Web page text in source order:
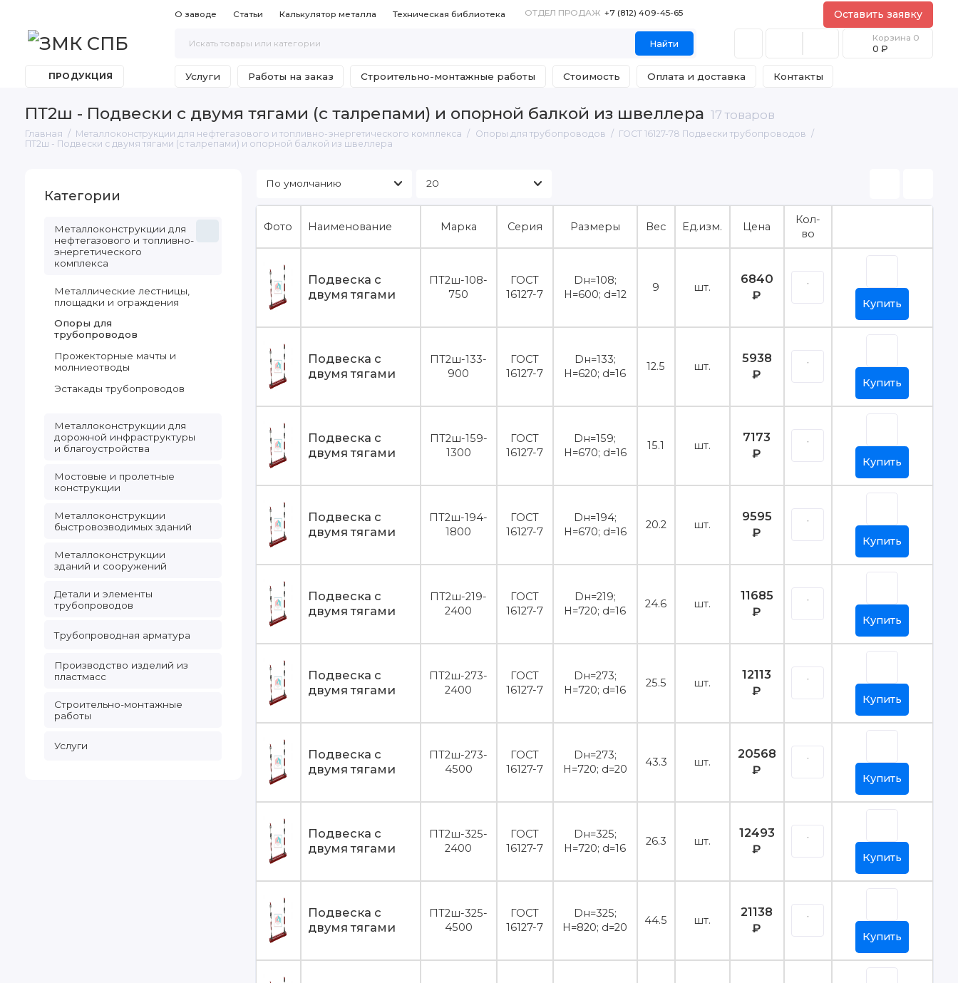
О заводе Статьи Калькулятор металла Техническая библиотека ОТДЕЛ ПРОДАЖ +7 (812) 409-45-65 Оставить заявку
Найти
Корзина 0
0 ₽
ПРОДУКЦИЯ Услуги Работы на заказ Строительно-монтажные работы Стоимость Оплата и доставка Контакты
ПТ2ш - Подвески с двумя тягами (с талрепами) и опорной балкой из швеллера 17 товаров
Главная Металлоконструкции для нефтегазового и топливно-энергетического комплекса Опоры для трубопроводов
ГОСТ 16127-78 Подвески трубопроводов
ПТ2ш - Подвески с двумя тягами (с талрепами) и опорной балкой из швеллера
Категории
Металлоконструкции для
нефтегазового и топливно-
энергетического
комплекса
Металлические лестницы,
площадки и ограждения
Опоры для
трубопроводов
Прожекторные мачты и
молниеотводы
Эстакады трубопроводов
Металлоконструкции для
дорожной инфраструктуры
и благоустройства
Мостовые и пролетные
конструкции
Металлоконструкции
быстровозводимых зданий
Металлоконструкции
зданий и сооружений
Детали и элементы
трубопроводов
Трубопроводная арматура
Производство изделий из
пластмасс
Строительно-монтажные
работы
Услуги
Фото Наименование Марка Серия Размеры Вес Ед.изм. Цена
Кол-
во
Подвеска с
двумя тягами
ПТ2ш-108-
750
ГОСТ
16127-7
Dн=108;
H=600; d=12
9 шт.
6840
₽
Купить
Подвеска с
двумя тягами
ПТ2ш-133-
900
ГОСТ
16127-7
Dн=133;
H=620; d=16
12.5 шт.
5938
₽
Купить
Подвеска с
двумя тягами
ПТ2ш-159-
1300
ГОСТ
16127-7
Dн=159;
H=670; d=16
15.1 шт.
7173
₽
Купить
Подвеска с
двумя тягами
ПТ2ш-194-
1800
ГОСТ
16127-7
Dн=194;
H=670; d=16
20.2 шт.
9595
₽
Купить
Подвеска с
двумя тягами
ПТ2ш-219-
2400
ГОСТ
16127-7
Dн=219;
H=720; d=16
24.6 шт.
11685
₽
Купить
Подвеска с
двумя тягами
ПТ2ш-273-
2400
ГОСТ
16127-7
Dн=273;
H=720; d=16
25.5 шт.
12113
₽
Купить
Подвеска с
двумя тягами
ПТ2ш-273-
4500
ГОСТ
16127-7
Dн=273;
H=720; d=20
43.3 шт.
20568
₽
Купить
Подвеска с
двумя тягами
ПТ2ш-325-
2400
ГОСТ
16127-7
Dн=325;
H=720; d=16
26.3 шт.
12493
₽
Купить
Подвеска с
двумя тягами
ПТ2ш-325-
4500
ГОСТ
16127-7
Dн=325;
H=820; d=20
44.5 шт.
21138
₽
Купить